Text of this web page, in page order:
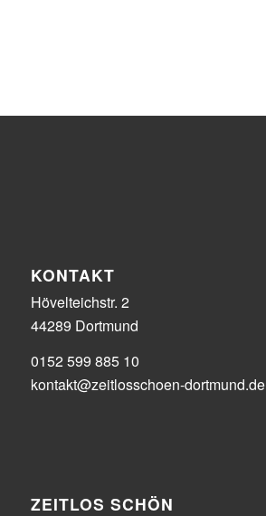
KONTAKT
Hövelteichstr. 2
44289 Dortmund
0152 599 885 10
kontakt@zeitlosschoen-dortmund.de
ZEITLOS SCHÖN